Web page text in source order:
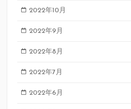
2022年10月
2022年9月
2022年8月
2022年7月
2022年6月